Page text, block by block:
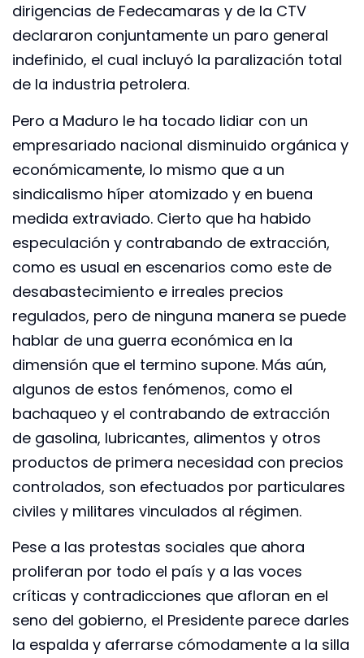
dirigencias de Fedecamaras y de la CTV
declararon conjuntamente un paro general
indefinido, el cual incluyó la paralización total
de la industria petrolera.
Pero a Maduro le ha tocado lidiar con un
empresariado nacional disminuido orgánica y
económicamente, lo mismo que a un
sindicalismo híper atomizado y en buena
medida extraviado. Cierto que ha habido
especulación y contrabando de extracción,
como es usual en escenarios como este de
desabastecimiento e irreales precios
regulados, pero de ninguna manera se puede
hablar de una guerra económica en la
dimensión que el termino supone. Más aún,
algunos de estos fenómenos, como el
bachaqueo y el contrabando de extracción
de gasolina, lubricantes, alimentos y otros
productos de primera necesidad con precios
controlados, son efectuados por particulares
civiles y militares vinculados al régimen.
Pese a las protestas sociales que ahora
proliferan por todo el país y a las voces
críticas y contradicciones que afloran en el
seno del gobierno, el Presidente parece darles
la espalda y aferrarse cómodamente a la silla